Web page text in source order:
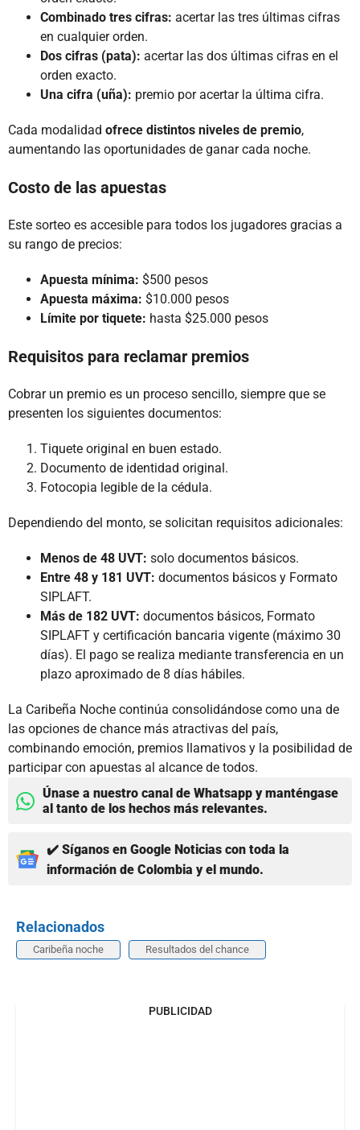
Combinado tres cifras: acertar las tres últimas cifras
en cualquier orden.
Dos cifras (pata): acertar las dos últimas cifras en el
orden exacto.
Una cifra (uña): premio por acertar la última cifra.
Cada modalidad ofrece distintos niveles de premio,
aumentando las oportunidades de ganar cada noche.
Costo de las apuestas
Este sorteo es accesible para todos los jugadores gracias a
su rango de precios:
Apuesta mínima: $500 pesos
Apuesta máxima: $10.000 pesos
Límite por tiquete: hasta $25.000 pesos
Requisitos para reclamar premios
Cobrar un premio es un proceso sencillo, siempre que se
presenten los siguientes documentos:
Tiquete original en buen estado.
Documento de identidad original.
Fotocopia legible de la cédula.
Dependiendo del monto, se solicitan requisitos adicionales:
Menos de 48 UVT: solo documentos básicos.
Entre 48 y 181 UVT: documentos básicos y Formato
SIPLAFT.
Más de 182 UVT: documentos básicos, Formato
SIPLAFT y certificación bancaria vigente (máximo 30
días). El pago se realiza mediante transferencia en un
plazo aproximado de 8 días hábiles.
La Caribeña Noche continúa consolidándose como una de
las opciones de chance más atractivas del país,
combinando emoción, premios llamativos y la posibilidad de
participar con apuestas al alcance de todos.
Únase a nuestro canal de Whatsapp y manténgase
al tanto de los hechos más relevantes.
✔️ Síganos en Google Noticias con toda la
información de Colombia y el mundo.
Relacionados
Caribeña noche Resultados del chance
PUBLICIDAD